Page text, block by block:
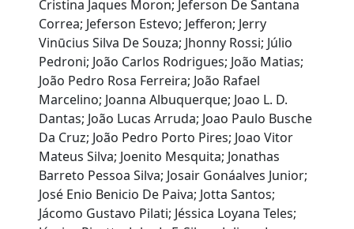
Cristina Jaques Moron; Jeferson De Santana
Correa; Jeferson Estevo; Jefferon; Jerry
Vinūcius Silva De Souza; Jhonny Rossi; Júlio
Pedroni; João Carlos Rodrigues; João Matias;
João Pedro Rosa Ferreira; João Rafael
Marcelino; Joanna Albuquerque; Joao L. D.
Dantas; João Lucas Arruda; Joao Paulo Busche
Da Cruz; João Pedro Porto Pires; Joao Vitor
Mateus Silva; Joenito Mesquita; Jonathas
Barreto Pessoa Silva; Josair Gonáalves Junior;
José Enio Benicio De Paiva; Jotta Santos;
Jácomo Gustavo Pilati; Jéssica Loyana Teles;